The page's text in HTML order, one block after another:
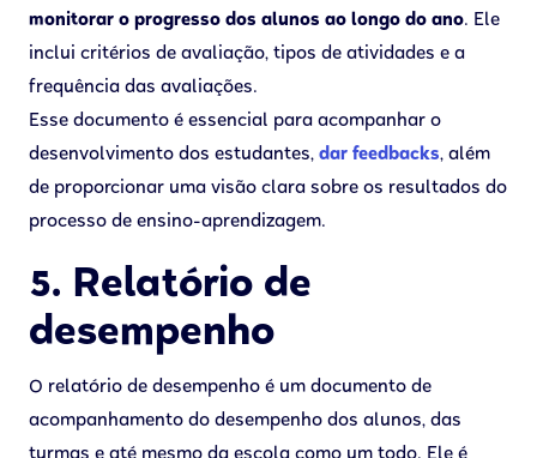
monitorar o progresso dos alunos ao longo do ano. Ele
inclui critérios de avaliação, tipos de atividades e a
frequência das avaliações.
Esse documento é essencial para acompanhar o
desenvolvimento dos estudantes, dar feedbacks, além
de proporcionar uma visão clara sobre os resultados do
processo de ensino-aprendizagem.
5. Relatório de
desempenho
O relatório de desempenho é um documento de
acompanhamento do desempenho dos alunos, das